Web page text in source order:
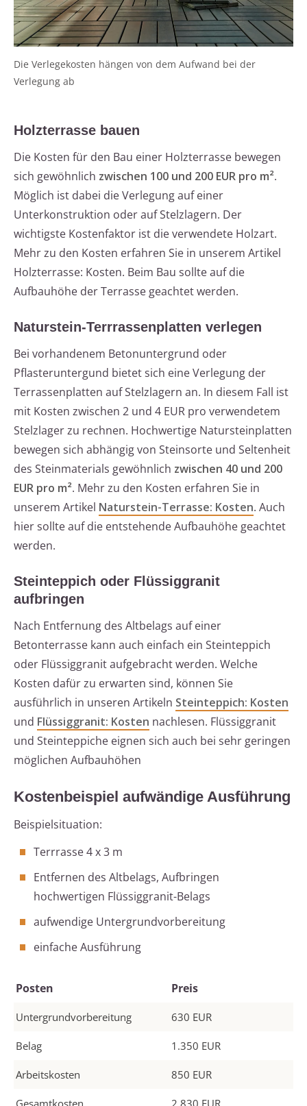
Die Verlegekosten hängen von dem Aufwand bei der
Verlegung ab
Holzterrasse bauen
Die Kosten für den Bau einer Holzterrasse bewegen
sich gewöhnlich zwischen 100 und 200 EUR pro m².
Möglich ist dabei die Verlegung auf einer
Unterkonstruktion oder auf Stelzlagern. Der
wichtigste Kostenfaktor ist die verwendete Holzart.
Mehr zu den Kosten erfahren Sie in unserem Artikel
Holzterrasse: Kosten. Beim Bau sollte auf die
Aufbauhöhe der Terrasse geachtet werden.
Naturstein-Terrrassenplatten verlegen
Bei vorhandenem Betonuntergrund oder
Pflasteruntergund bietet sich eine Verlegung der
Terrassenplatten auf Stelzlagern an. In diesem Fall ist
mit Kosten zwischen 2 und 4 EUR pro verwendetem
Stelzlager zu rechnen. Hochwertige Natursteinplatten
bewegen sich abhängig von Steinsorte und Seltenheit
des Steinmaterials gewöhnlich zwischen 40 und 200
EUR pro m². Mehr zu den Kosten erfahren Sie in
unserem Artikel Naturstein-Terrasse: Kosten. Auch
hier sollte auf die entstehende Aufbauhöhe geachtet
werden.
Steinteppich oder Flüssiggranit
aufbringen
Nach Entfernung des Altbelags auf einer
Betonterrasse kann auch einfach ein Steinteppich
oder Flüssiggranit aufgebracht werden. Welche
Kosten dafür zu erwarten sind, können Sie
ausführlich in unseren Artikeln Steinteppich: Kosten
und Flüssiggranit: Kosten nachlesen. Flüssiggranit
und Steinteppiche eignen sich auch bei sehr geringen
möglichen Aufbauhöhen
Kostenbeispiel aufwändige Ausführung
Beispielsituation:
Terrrasse 4 x 3 m
Entfernen des Altbelags, Aufbringen
hochwertigen Flüssiggranit-Belags
aufwendige Untergrundvorbereitung
einfache Ausführung
Posten Preis
Untergrundvorbereitung 630 EUR
Belag 1.350 EUR
Arbeitskosten 850 EUR